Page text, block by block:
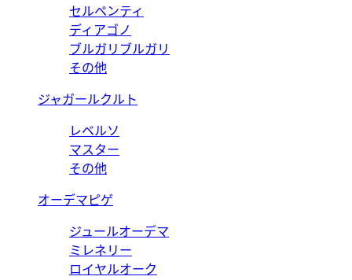
セルペンティ
ディアゴノ
ブルガリブルガリ
その他
ジャガールクルト
レベルソ
マスター
その他
オーデマピゲ
ジュールオーデマ
ミレネリー
ロイヤルオーク